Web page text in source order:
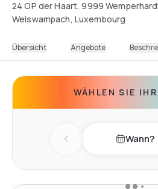
24 OP der Haart, 9999
Weiswampach, Luxembourg
Übersicht Angebote
WÄHLEN SIE
Previous day Wann?